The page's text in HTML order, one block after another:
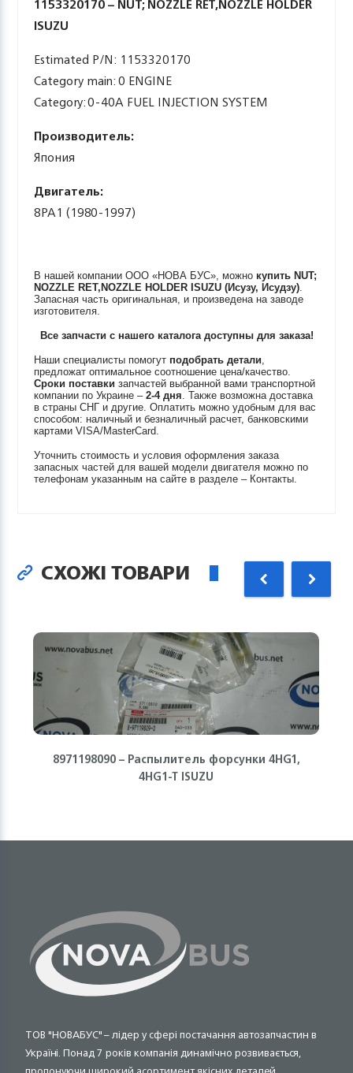
1153320170 – NUT; NOZZLE RET,NOZZLE HOLDER
ISUZU
Estimated P/N: 1153320170
Category main: 0 ENGINE
Category: 0-40A FUEL INJECTION SYSTEM
Производитель:
Япония
Двигатель:
8PA1 (1980-1997)
В нашей компании ООО «НОВА БУС», можно купить NUT;
NOZZLE RET,NOZZLE HOLDER ISUZU (Исузу, Исудзу).
Запасная часть оригинальная, и произведена на заводе
изготовителя.
Все запчасти с нашего каталога доступны для заказа!
Наши специалисты помогут подобрать детали,
предложат оптимальное соотношение цена/качество.
Сроки поставки запчастей выбранной вами транспортной
компании по Украине –2-4 дня. Также возможна доставка
в страны СНГ и другие. Оплатить можно удобным для вас
способом: наличный и безналичный расчет, банковскими
картами VISA/MasterCard.
Уточнить стоимость и условия оформления заказа
запасных частей для вашей модели двигателя можно по
телефонам указанным на сайте в разделе – Контакты.
СХОЖІ ТОВАРИ
8971198090 – Распылитель форсунки 4HG1,
4HG1-T ISUZU
ТОВ "НОВАБУС" – лідер у сфері постачання автозапчастин в
Україні. Понад 7 років компанія динамічно розвивається,